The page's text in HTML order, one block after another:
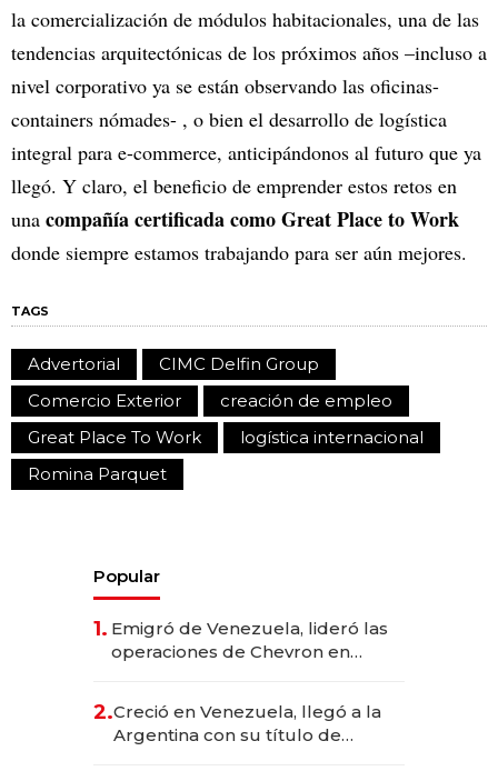
la comercialización de módulos habitacionales, una de las
tendencias arquitectónicas de los próximos años –incluso a
nivel corporativo ya se están observando las oficinas-
containers nómades- , o bien el desarrollo de logística
integral para e-commerce, anticipándonos al futuro que ya
llegó. Y claro, el beneficio de emprender estos retos en
una compañía certificada como Great Place to Work
donde siempre estamos trabajando para ser aún mejores.
TAGS
Advertorial
CIMC Delfin Group
Comercio Exterior
creación de empleo
Great Place To Work
logística internacional
Romina Parquet
Popular
1. Emigró de Venezuela, lideró las
operaciones de Chevron en
2.Creció en Venezuela, llegó a la
Argentina con su título de